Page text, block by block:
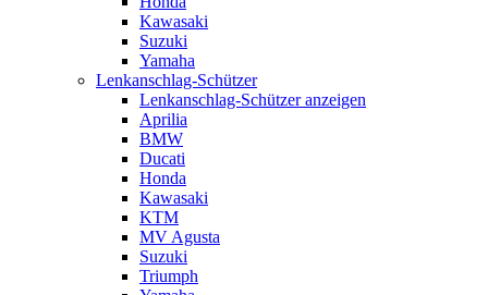
Kawasaki
Suzuki
Yamaha
Lenkanschlag-Schützer
Lenkanschlag-Schützer anzeigen
Aprilia
BMW
Ducati
Honda
Kawasaki
KTM
MV Agusta
Suzuki
Triumph